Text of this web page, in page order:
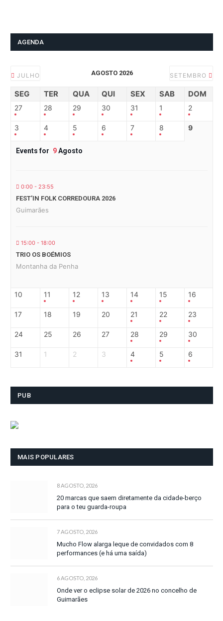
AGENDA
JULHO AGOSTO 2026 SETEMBRO
SEG TER QUA QUI SEX SAB DOM
27 28 29 30 31 1 2
3 4 5 6 7 8 9
Events for 9Agosto
0:00 - 23:55
FEST’IN FOLK CORREDOURA 2026
Guimarães
15:00 - 18:00
TRIO OS BOÉMIOS
Montanha da Penha
10 11 12 13 14 15 16
17 18 19 20 21 22 23
24 25 26 27 28 29 30
31 1 2 3 4 5 6
PUB
MAIS POPULARES
8 AGOSTO, 2026
20 marcas que saem diretamente da cidade-berço
para o teu guarda-roupa
7 AGOSTO, 2026
Mucho Flow alarga leque de convidados com 8
performances (e há uma saída)
6 AGOSTO, 2026
Onde ver o eclipse solar de 2026 no concelho de
Guimarães